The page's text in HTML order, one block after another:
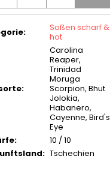
:
Soßen scharf &
hot
:
Carolina
Reaper,
Trinidad
Moruga
Scorpion, Bhut
Jolokia,
Habanero,
Cayenne, Bird's
Eye
:
10 / 10
: Tschechien